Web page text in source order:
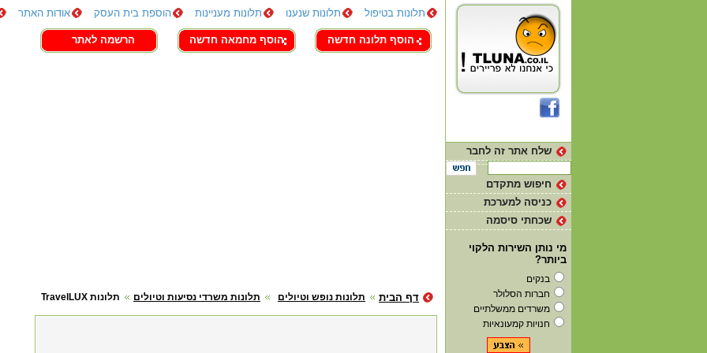
תלונות בטיפול תלונות שנענו תלונות מעניינות הוספת בית העסק אודות האתר
צור קשר
הוסף תלונה חדשה הוסף מחמאה חדשה הרשמה לאתר
תלונות TravelLUX תלונות משרדי נסיעות וטיולים תלונות נופש וטיולים דף הבית
שלח אתר זה לחבר
חיפוש מתקדם
כניסה למערכת
שכחתי סיסמה
מי נותן השירות הלקוי
ביותר?
בנקים
חברות הסלולר
משרדים ממשלתיים
חנויות קמעונאיות